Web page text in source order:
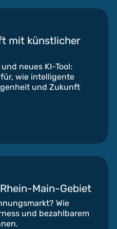
mit künstlicher
neues KI-Tool:
wie intelligente
und Zukunft
Main-Gebiet
Wie
und bezahlbarem